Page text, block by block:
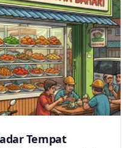
Tempat